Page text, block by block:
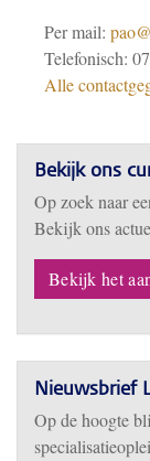
Per mail:
Telefonisch:
Alle
Bekijk ons
Op zoek naar
Bekijk ons
Bekijk het
Nieuwsbrief
Op de hoogte